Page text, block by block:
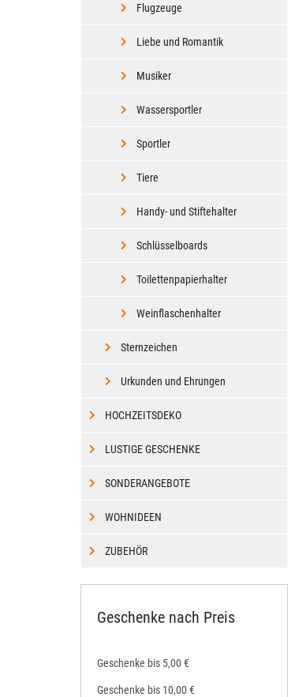
Flugzeuge
Liebe und Romantik
Musiker
Wassersportler
Sportler
Tiere
Handy- und Stiftehalter
Schlüsselboards
Toilettenpapierhalter
Weinflaschenhalter
Sternzeichen
Urkunden und Ehrungen
HOCHZEITSDEKO
LUSTIGE GESCHENKE
SONDERANGEBOTE
WOHNIDEEN
ZUBEHÖR
Geschenke nach Preis
Geschenke bis 5,00 €
Geschenke bis 10,00 €